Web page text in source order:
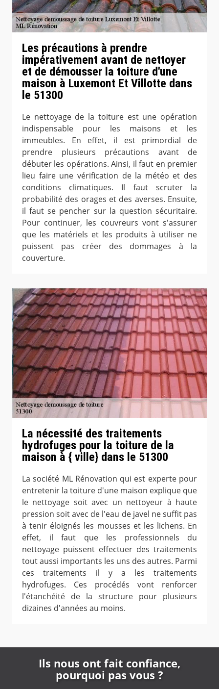
Les précautions à prendre
impérativement avant de nettoyer
et de démousser la toiture d'une
maison à Luxemont Et Villotte dans
le 51300
Le nettoyage de la toiture est une opération
indispensable pour les maisons et les
immeubles. En effet, il est primordial de
prendre plusieurs précautions avant de
débuter les opérations. Ainsi, il faut en premier
lieu faire une vérification de la météo et des
conditions climatiques. Il faut scruter la
probabilité des orages et des averses. Ensuite,
il faut se pencher sur la question sécuritaire.
Pour continuer, les couvreurs vont s'assurer
que les matériels et les produits à utiliser ne
puissent pas créer des dommages à la
couverture.
La nécessité des traitements
hydrofuges pour la toiture de la
maison à { ville} dans le 51300
La société ML Rénovation qui est experte pour
entretenir la toiture d'une maison explique que
le nettoyage soit avec un nettoyeur à haute
pression soit avec de l'eau de javel ne suffit pas
à tenir éloignés les mousses et les lichens. En
effet, il faut que les professionnels du
nettoyage puissent effectuer des traitements
tout aussi importants les uns des autres. Parmi
ces traitements il y a les traitements
hydrofuges. Ces procédés vont renforcer
l'étanchéité de la structure pour plusieurs
dizaines d'années au moins.
Ils nous ont fait confiance,
pourquoi pas vous ?